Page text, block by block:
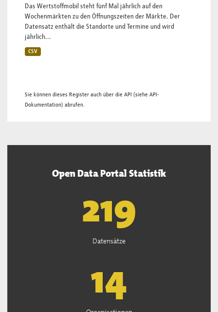
Das Wertstoffmobil steht fünf Mal jährlich auf den
Wochenmärkten zu den Öffnungszeiten der Märkte. Der
Datensatz enthält die Standorte und Termine und wird
jährlich...
CSV
Sie können dieses Register auch über die API (siehe API-
Dokumentation) abrufen.
Open Data Portal Statistik
221
Datensätze
15